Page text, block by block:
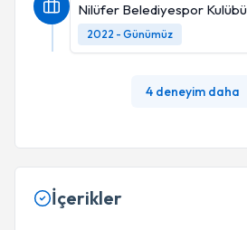
Nilüfer Belediyespor Kulübü
2022 - Günümüz
4 deneyim daha
İçerikler